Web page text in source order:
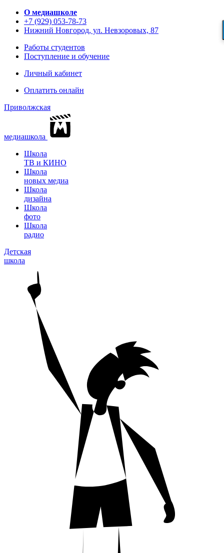
О медиашколе
+7 (929) 053-78-73
Нижний Новгород, ул. Невзоровых, 87
Работы студентов
Поступление и обучение
Личный кабинет
Оплатить онлайн
Приволжская
медиашкола
Школа
ТВ и КИНО
Школа
новых медиа
Школа
дизайна
Школа
фото
Школа
радио
Детская
школа